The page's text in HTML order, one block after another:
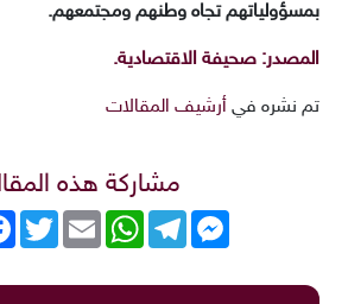
بمسؤولياتهم تجاه وطنهم ومجتمعهم.
المصدر: صحيفة الاقتصادية.
تم نشره في أرشيف المقالات
مشاركة هذه
TwitterEmail
WhatsAppTelegram
Messenger